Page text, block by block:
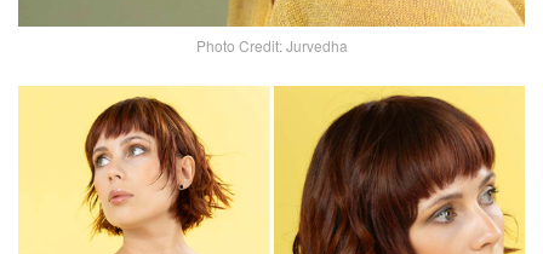
Photo Credit: Jurvedha